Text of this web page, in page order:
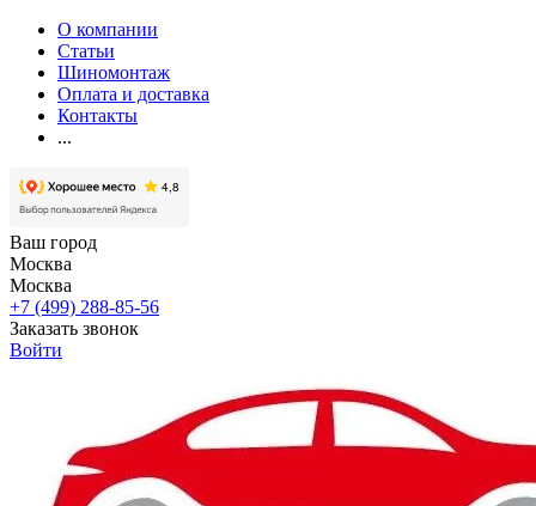
О компании
Статьи
Шиномонтаж
Оплата и доставка
Контакты
...
Ваш город
Москва
Москва
+7 (499) 288-85-56
Заказать звонок
Войти